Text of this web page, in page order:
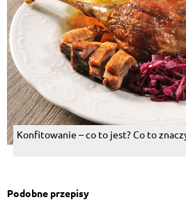
Konfitowanie – co to jest? Co to
Podobne przepisy